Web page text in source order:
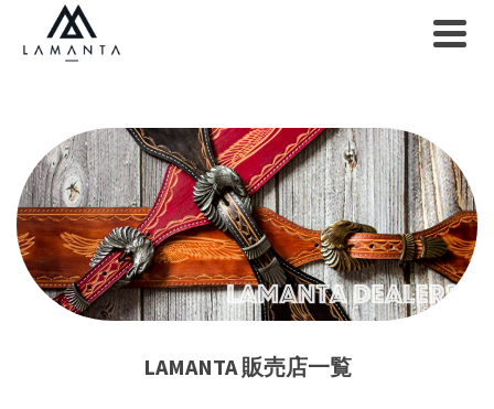
LAMANTA 販売店一覧